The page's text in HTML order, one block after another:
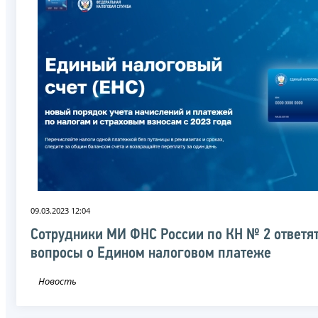
09.03.2023 12:04
Сотрудники МИ ФНС России по КН № 2
вопросы о Едином налоговом платеже
Новость